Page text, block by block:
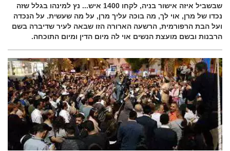
שבשביל איזה אישור בניה, לקחו 1400 איש... נץ למינהו בגלל שזה
נכדו של מרן, אוי לך, מה בוכה עליך מרן, על מה שעשית. על הנכדה
ועל הבת הרפורמית, הרשעה הארורה הזו שבאה לעיר שדיברה בשם
הרבנות ובשם מועצת הנשים אוי לה מיום הדין ומיום התוכחה.